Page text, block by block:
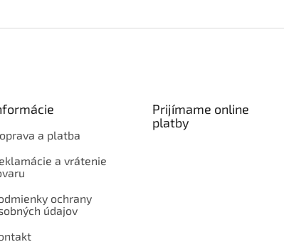
a platba
a vrátenie
ochrany
údajov
Prijímame online
platby